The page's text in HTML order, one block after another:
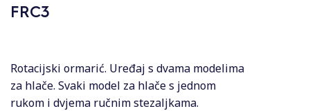
FRC3
Rotacijski ormarić. Uređaj s dvama modelima
za hlače. Svaki model za hlače s jednom
rukom i dvjema ručnim stezaljkama.